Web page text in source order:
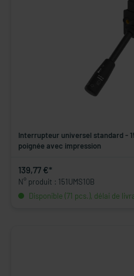
Interrupteur universel standard -
poignée avec impression
139,77 €*
N° produit : 151UMS10B
Disponible (71 pcs.), délai de